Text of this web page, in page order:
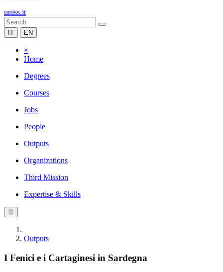
uniss.it
IT EN
×
Home
Degrees
Courses
Jobs
People
Outputs
Organizations
Third Mission
Expertise & Skills
☰
Outputs
I Fenici e i Cartaginesi in Sardegna